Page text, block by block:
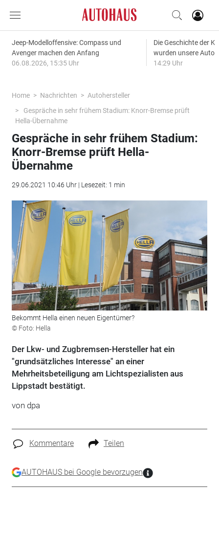
Jeep-Modelloffensive: Compass und
Avenger machen den Anfang
06.08.2026, 15:35 Uhr
Die Geschichte der
wurden unsere
14:29 Uhr
Home Nachrichten
Autohersteller
Gespräche in sehr frühem Stadium: Knorr-Bremse prüft
Hella-Übernahme
Gespräche in sehr frühem Stadium:
Knorr-Bremse prüft Hella-
Übernahme
29.06.2021 10:46 Uhr | Lesezeit: 1 min
Bekommt Hella einen neuen Eigentümer?
© Foto: Hella
Der Lkw- und Zugbremsen-Hersteller hat ein
"grundsätzliches Interesse" an einer
Mehrheitsbeteiligung am Lichtspezialisten aus
Lippstadt bestätigt.
von dpa
Kommentare Teilen
AUTOHAUS bei Google bevorzugen